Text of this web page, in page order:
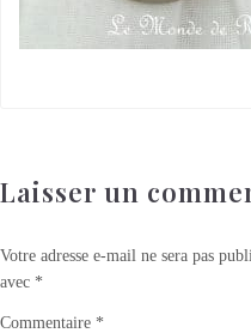
Laisser un
Votre adresse e-mail ne sera pas
avec *
Commentaire *